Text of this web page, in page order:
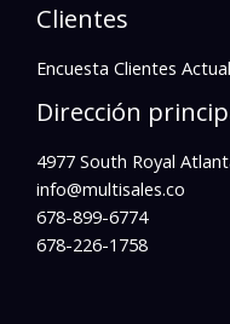
Clientes
Encuesta Clientes
Dirección
4977 South Royal
info@multisales.co​
678-899-6774
678-226-1758